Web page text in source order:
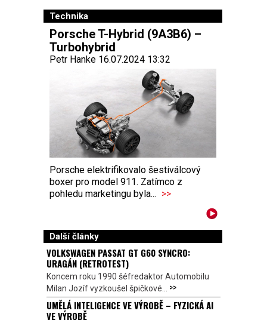
Technika
Porsche T-Hybrid (9A3B6) –
Turbohybrid
Petr Hanke 16.07.2024 13:32
Porsche elektrifikovalo šestiválcový
boxer pro model 911. Zatímco z
pohledu marketingu byla... >>
Další články
VOLKSWAGEN PASSAT GT G60 SYNCRO:
URAGÁN (RETROTEST)
Koncem roku 1990 šéfredaktor Automobilu
Milan Jozíf vyzkoušel špičkové... >>
UMĚLÁ INTELIGENCE VE VÝROBĚ – FYZICKÁ AI
VE VÝROBĚ